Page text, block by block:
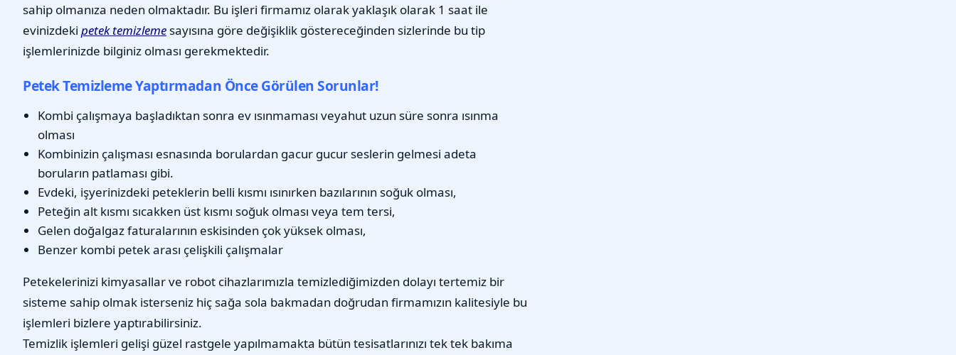
sahip olmanıza neden olmaktadır. Bu işleri firmamız olarak yaklaşık olarak 1 saat ile
evinizdeki petek temizlemesayısına göre değişiklik göstereceğinden sizlerinde bu tip
işlemlerinizde bilginiz olması gerekmektedir.
Petek Temizleme Yaptırmadan Önce Görülen Sorunlar!
Kombi çalışmaya başladıktan sonra ev ısınmaması veyahut uzun süre sonra ısınma
olması
Kombinizin çalışması esnasında borulardan gacur gucur seslerin gelmesi adeta
boruların patlaması gibi.
Evdeki, işyerinizdeki peteklerin belli kısmı ısınırken bazılarının soğuk olması,
Peteğin alt kısmı sıcakken üst kısmı soğuk olması veya tem tersi,
Gelen doğalgaz faturalarının eskisinden çok yüksek olması,
Benzer kombi petek arası çelişkili çalışmalar
Petekelerinizi kimyasallar ve robot cihazlarımızla temizlediğimizden dolayı tertemiz bir
sisteme sahip olmak isterseniz hiç sağa sola bakmadan doğrudan firmamızın kalitesiyle bu
işlemleri bizlere yaptırabilirsiniz.
Temizlik işlemleri gelişi güzel rastgele yapılmamakta bütün tesisatlarınızı tek tek bakıma